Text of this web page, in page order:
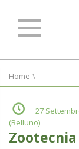
Home \
27
(Belluno)